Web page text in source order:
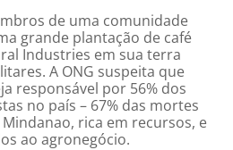
de uma comunidade
grande plantação de café
Industries em sua terra
A ONG suspeita que
responsável por 56% dos
no país – 67% das mortes
rica em recursos, e
ao agronegócio.